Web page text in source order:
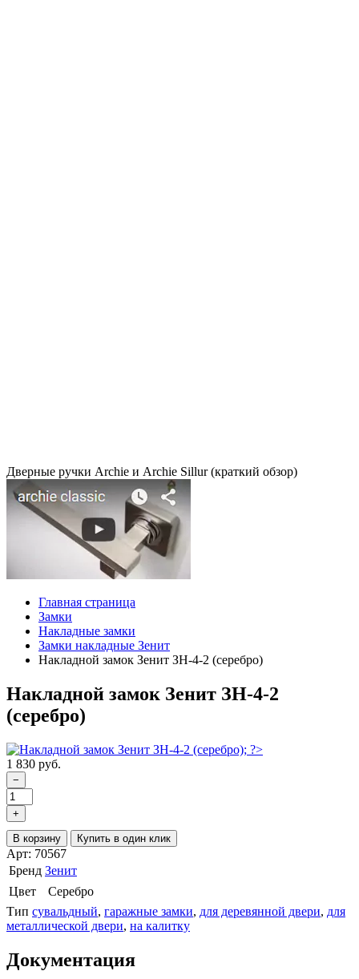
Дверные ручки Archie и Archie Sillur (краткий обзор)
Главная страница
Замки
Накладные замки
Замки накладные Зенит
Накладной замок Зенит ЗН-4-2 (серебро)
Накладной замок Зенит ЗН-4-2
(серебро)
1 830 руб.
−
+
В корзину Купить в один клик
Арт: 70567
Бренд Зенит
Цвет
Серебро
Тип сувальдный, гаражные замки, для деревянной двери, для
металлической двери, на калитку
Документация